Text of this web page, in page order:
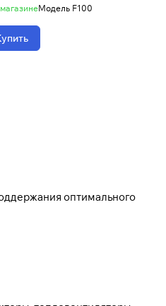
Модель F100
оптимального